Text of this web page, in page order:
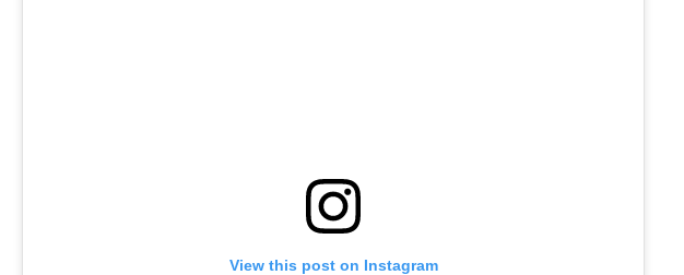
View this post on Instagram